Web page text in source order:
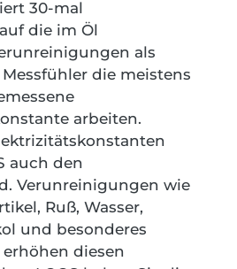
30-mal
die im Öl
als
die meistens
arbeiten.
auch den
Verunreinigungen wie
Ruß, Wasser,
und besonderes
diesen